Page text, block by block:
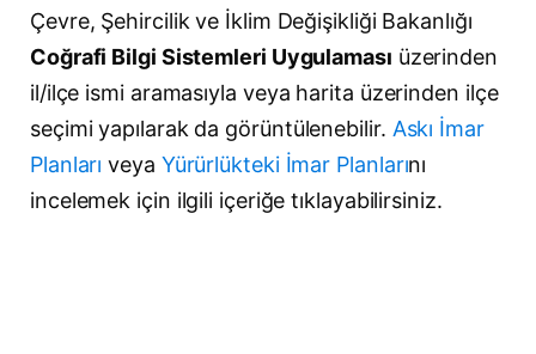
Çevre, Şehircilik ve İklim Değişikliği Bakanlığı
Coğrafi Bilgi Sistemleri Uygulaması üzerinden
il/ilçe ismi aramasıyla veya harita üzerinden ilçe
seçimi yapılarak da görüntülenebilir. Askı İmar
Planları veya Yürürlükteki İmar Planlarını
incelemek için ilgili içeriğe tıklayabilirsiniz.